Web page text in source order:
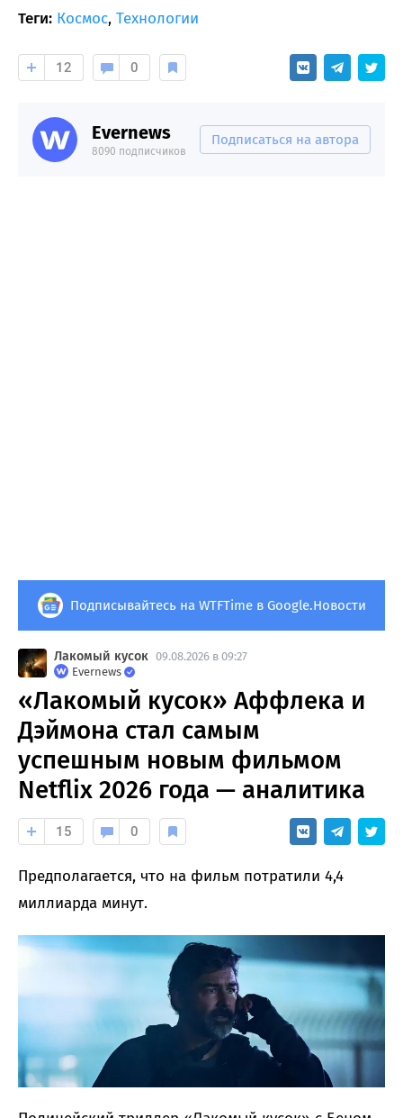
Теги: Космос, Технологии
12 0
Evernews
8090 подписчиков
Подписаться на автора
Подписывайтесь на WTFTime в Google.Новости
Лакомый кусок 09.08.2026 в 09:27
Evernews
«Лакомый кусок» Аффлека и
Дэймона стал самым
успешным новым фильмом
Netflix 2026 года — аналитика
15 0
Предполагается, что на фильм потратили 4,4
миллиарда минут.